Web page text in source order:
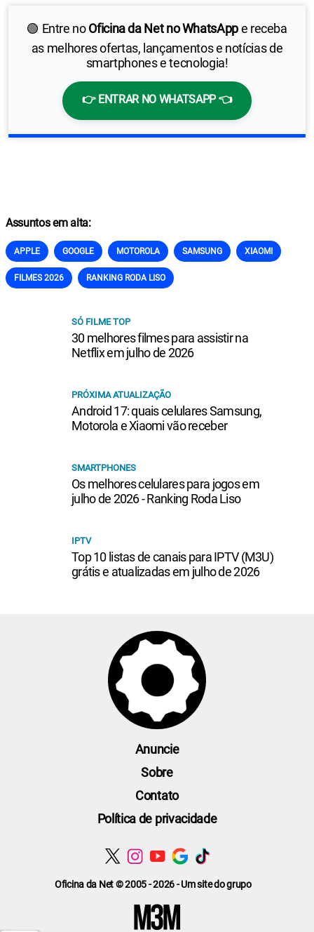
🟢 Entre noOficina da Net no WhatsAppe receba
as melhores ofertas, lançamentos e notícias de
smartphones e tecnologia!
👉 ENTRAR NO WHATSAPP 👈
Assuntos em alta:
APPLE GOOGLE MOTOROLA SAMSUNG XIAOMI
FILMES 2026 RANKING RODA LISO
SÓ FILME TOP
30 melhores filmes para assistir na
Netflix em julho de 2026
PRÓXIMA ATUALIZAÇÃO
Android 17: quais celulares Samsung,
Motorola e Xiaomi vão receber
SMARTPHONES
Os melhores celulares para jogos em
julho de 2026 - Ranking Roda Liso
IPTV
Top 10 listas de canais para IPTV (M3U)
grátis e atualizadas em julho de 2026
Oficina da Net © 2005 - 2026 - Um site do grupo
Anuncie
Sobre
Contato
Política de privacidade